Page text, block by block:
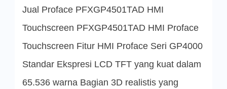
Proface
Jual Proface PFXGP4501TAD HMI
Touchscreen PFXGP4501TAD HMI Proface
Touchscreen Fitur HMI Proface Seri GP4000
Standar Ekspresi LCD TFT yang kuat dalam
65.536 warna Bagian 3D realistis yang